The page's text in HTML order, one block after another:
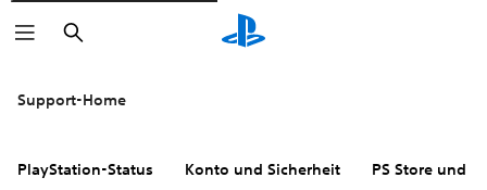
Suchen
Support-Home
PlayStation-Status Konto und Sicherheit PS Store und